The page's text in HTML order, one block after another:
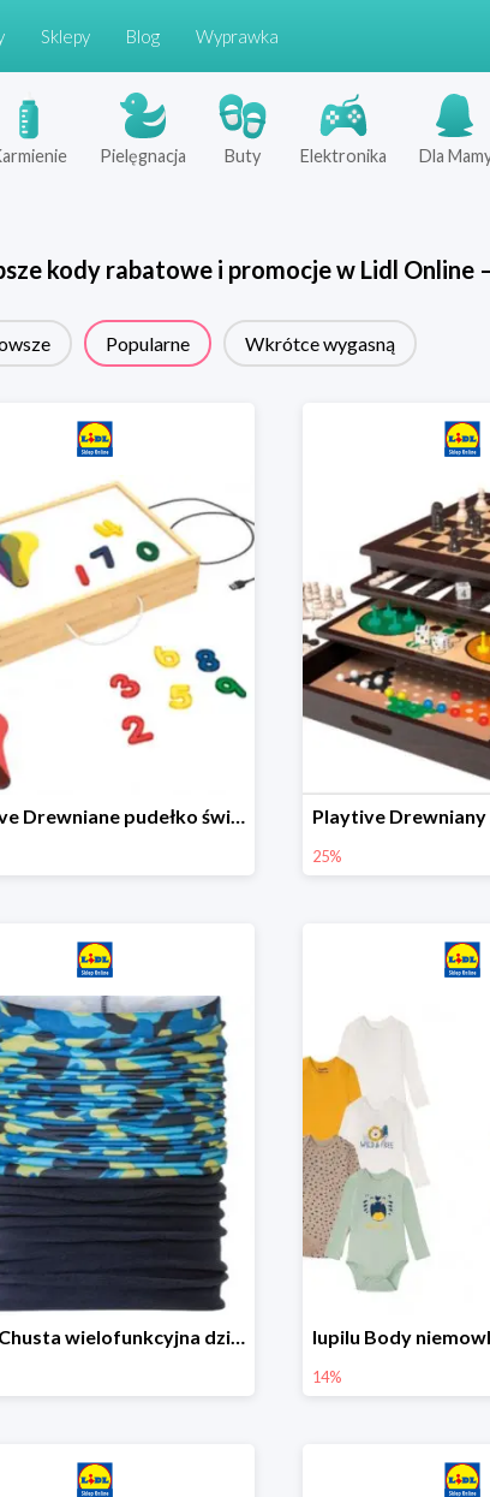
Sklepy Blog Wyprawka
Pielęgnacja Buty Elektronika Dla
kody rabatowe i promocje w Lidl Online
Popularne Wkrótce wygasną
Playtive Drewniane pudełko świetlne MONTESSORI
25%
lupilu Chusta wielofunkcyjna dziecięca
14%